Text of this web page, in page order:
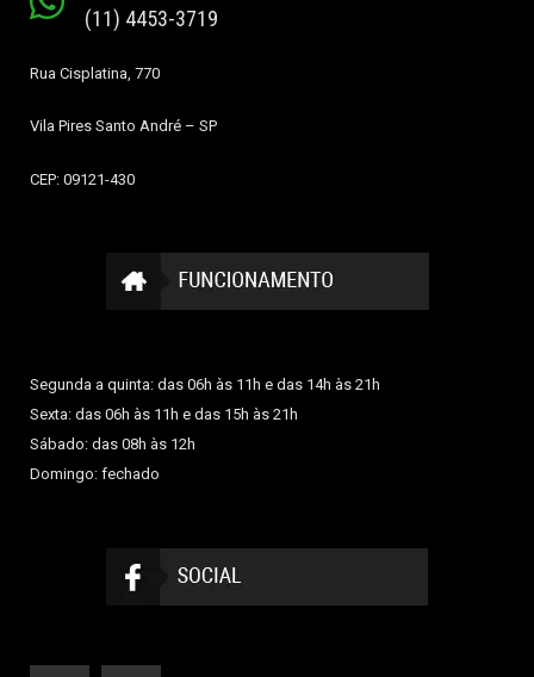
(11) 4453-3719
Rua Cisplatina, 770
Vila Pires Santo André – SP
CEP: 09121-430
Segunda a quinta: das 06h às 11h e das 14h às 21h
Sexta: das 06h às 11h e das 15h às 21h
Sábado: das 08h às 12h
Domingo: fechado